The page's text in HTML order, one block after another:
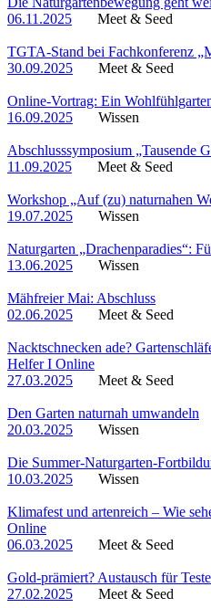
06.11.2025
Meet & Seed
TGTA-Stand bei Fachkonferenz
30.09.2025
Meet & Seed
Online-Vortrag: Ein
16.09.2025
Wissen
Abschlusssymposium „Tausende
11.09.2025
Meet & Seed
Workshop „Auf (zu) naturnahen
19.07.2025
Wissen
Naturgarten „Drachenparadies“:
13.06.2025
Wissen
Mähfreier Mai: Abschluss
02.06.2025
Meet & Seed
Nacktschnecken ade?
Helfer I Online
27.03.2025
Meet & Seed
Den Garten naturnah umwandeln
20.03.2025
Wissen
Die Summer-Naturgarten-
10.03.2025
Wissen
Klimafest und artenreich – Wie
Online
06.03.2025
Meet & Seed
Gold-prämiert? Austausch für
27.02.2025
Meet & Seed